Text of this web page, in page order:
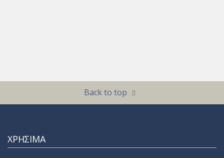
Back to top
ΧΡΗΣΙΜΑ